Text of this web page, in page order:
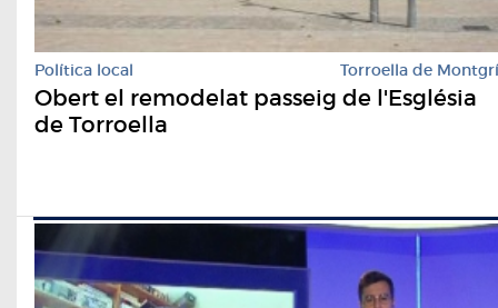
Política local Torroella de Montgrí
Obert el remodelat passeig de l'Església
de Torroella